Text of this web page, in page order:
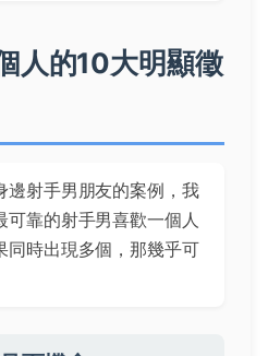
人的10大明顯徵
邊射手男朋友的案例，我
可靠的射手男喜歡一個人
同時出現多個，那幾乎可